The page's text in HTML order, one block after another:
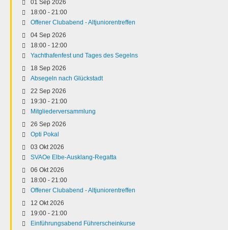
01 Sep 2026
18:00 - 21:00
Offener Clubabend - Altjuniorentreffen
04 Sep 2026
18:00 - 12:00
Yachthafenfest und Tages des Segelns
18 Sep 2026
Absegeln nach Glückstadt
22 Sep 2026
19:30 - 21:00
Mitgliederversammlung
26 Sep 2026
Opti Pokal
03 Okt 2026
SVAOe Elbe-Ausklang-Regatta
06 Okt 2026
18:00 - 21:00
Offener Clubabend - Altjuniorentreffen
12 Okt 2026
19:00 - 21:00
Einführungsabend Führerscheinkurse